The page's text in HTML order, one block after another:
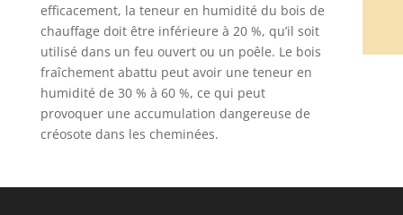
efficacement, la teneur en humidité du bois de
chauffage doit être inférieure à 20 %, qu’il soit
utilisé dans un feu ouvert ou un poêle. Le bois
fraîchement abattu peut avoir une teneur en
humidité de 30 % à 60 %, ce qui peut
provoquer une accumulation dangereuse de
créosote dans les cheminées.